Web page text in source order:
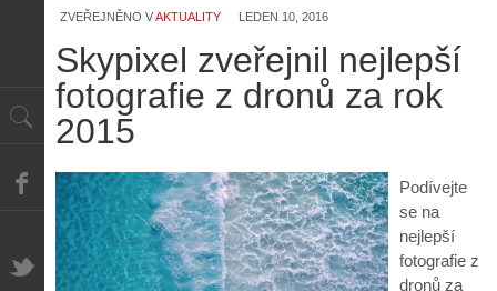
ZVEŘEJNĚNO VAKTUALITY LEDEN 10, 2016
Skypixel zveřejnil nejlepší
fotografie z dronů za rok
2015
Podívejte
se na
nejlepší
fotografie z
dronů za
P
ř
e
d
p
h
s
t
o
d
r
o
n
ů
:
A
i
s
V
i
e
w
-
p
o
m
e
r
i
:
Z
a
č
í
n